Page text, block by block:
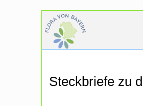
Steckbriefe zu